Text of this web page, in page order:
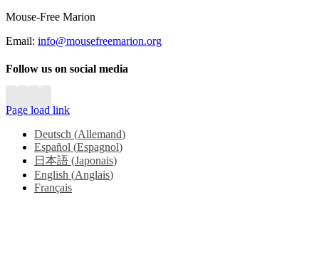
Bar
Mouse-Free Marion
Email: info@mousefreemarion.org
Follow us on social media
Page load link
Deutsch (Allemand)
Español (Espagnol)
日本語 (Japonais)
English (Anglais)
Français